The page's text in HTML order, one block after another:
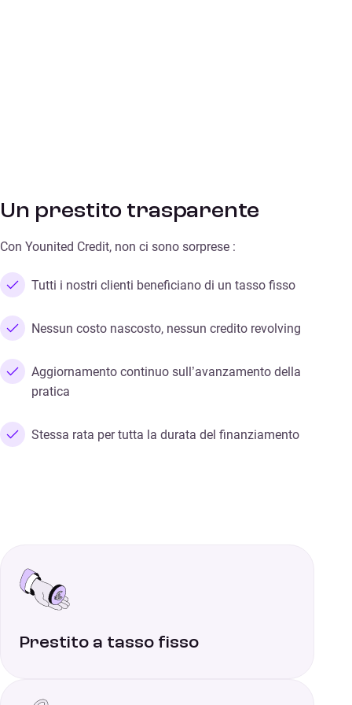
Un prestito trasparente
Con Younited Credit, non ci sono sorprese :
Tutti i nostri clienti beneficiano di un tasso fisso
Nessun costo nascosto, nessun credito revolving
Aggiornamento continuo sull’avanzamento della
pratica
Stessa rata per tutta la durata del finanziamento
Prestito a tasso fisso